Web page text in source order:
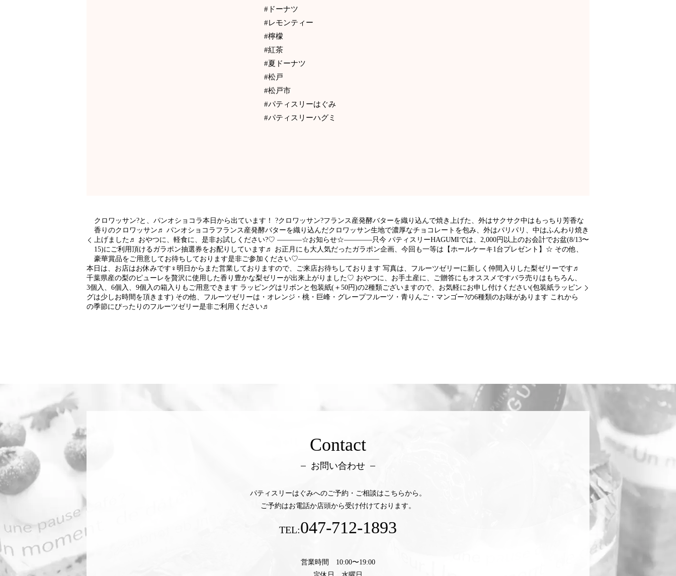
#ドーナツ
#レモンティー
#檸檬
#紅茶
#夏ドーナツ
#松戸
#松戸市
#パティスリーはぐみ
#パティスリーハグミ
クロワッサン?と、パンオショコラ本日から出ています！ ?クロワッサン?フランス産発酵バターを織り込んで焼き上げた、外はサクサク中はもっちり芳香な
香りのクロワッサン♬ パンオショコラフランス産発酵バターを織り込んだクロワッサン生地で濃厚なチョコレートを包み、外はパリパリ、中はふんわり焼き
上げました♬ おやつに、軽食に、是非お試しください?♡ ———–☆お知らせ☆————只今 パティスリーHAGUMIでは、2,000円以上のお会計でお盆(8/13〜
15)にご利用頂けるガラポン抽選券をお配りしています♬ お正月にも大人気だったガラポン企画、今回も一等は【ホールケーキ1台プレゼント】☆ その他、
豪華賞品をご用意してお待ちしております是非ご参加ください♡———————————–
本日は、お店はお休みです‍♀️明日からまた営業しておりますので、ご来店お待ちしております️ 写真は、フルーツゼリーに新しく仲間入りした梨ゼリーです♬
千葉県産の梨のピューレを贅沢に使用した香り豊かな梨ゼリーが出来上がりました♡ おやつに、お手土産に、ご贈答にもオススメですバラ売りはもちろん、
3個入、6個入、9個入の箱入りもご用意できます ラッピングはリボンと包装紙(＋50円)の2種類ございますので、お気軽にお申し付けください(包装紙ラッピン
グは少しお時間を頂きます) その他、フルーツゼリーは・オレンジ・桃・巨峰・グレープフルーツ・青りんご・マンゴー?の6種類のお味があります これから
の季節にぴったりのフルーツゼリー是非ご利用ください♬
Contact
お問い合わせ
パティスリーはぐみへのご予約・ご相談はこちらから。
ご予約はお電話か店頭から受け付けております。
TEL:047-712-1893
営業時間 10:00〜19:00